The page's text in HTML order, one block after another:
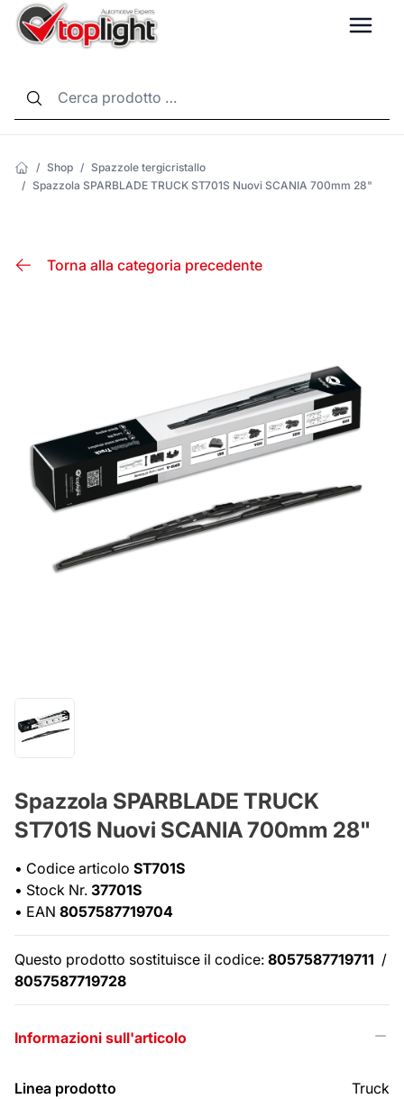
/ Shop / Spazzole tergicristallo
/ Spazzola SPARBLADE TRUCK ST701S Nuovi SCANIA 700mm 28"
Torna alla categoria precedente
Spazzola SPARBLADE TRUCK
ST701S Nuovi SCANIA 700mm 28"
• Codice articolo ST701S
• Stock Nr. 37701S
• EAN 8057587719704
Questo prodotto sostituisce il codice: 8057587719711 /
8057587719728
Informazioni sull'articolo
Linea prodotto Truck